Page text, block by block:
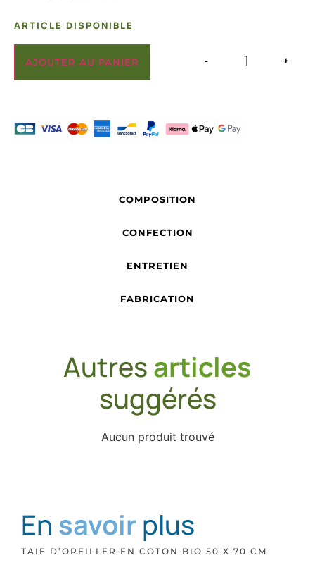
ARTICLE DISPONIBLE
- +
AJOUTER AU PANIER
COMPOSITION
CONFECTION
ENTRETIEN
FABRICATION
Autresarticles
suggérés
Aucun produit trouvé
En savoirplus
TAIE D’OREILLER EN COTON BIO 50 X 70 CM